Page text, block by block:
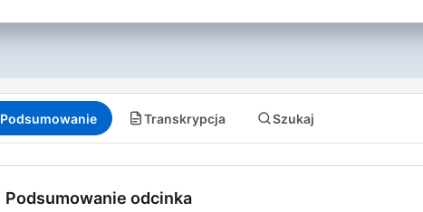
Podsumowanie Transkrypcja Szukaj
Podsumowanie odcinka